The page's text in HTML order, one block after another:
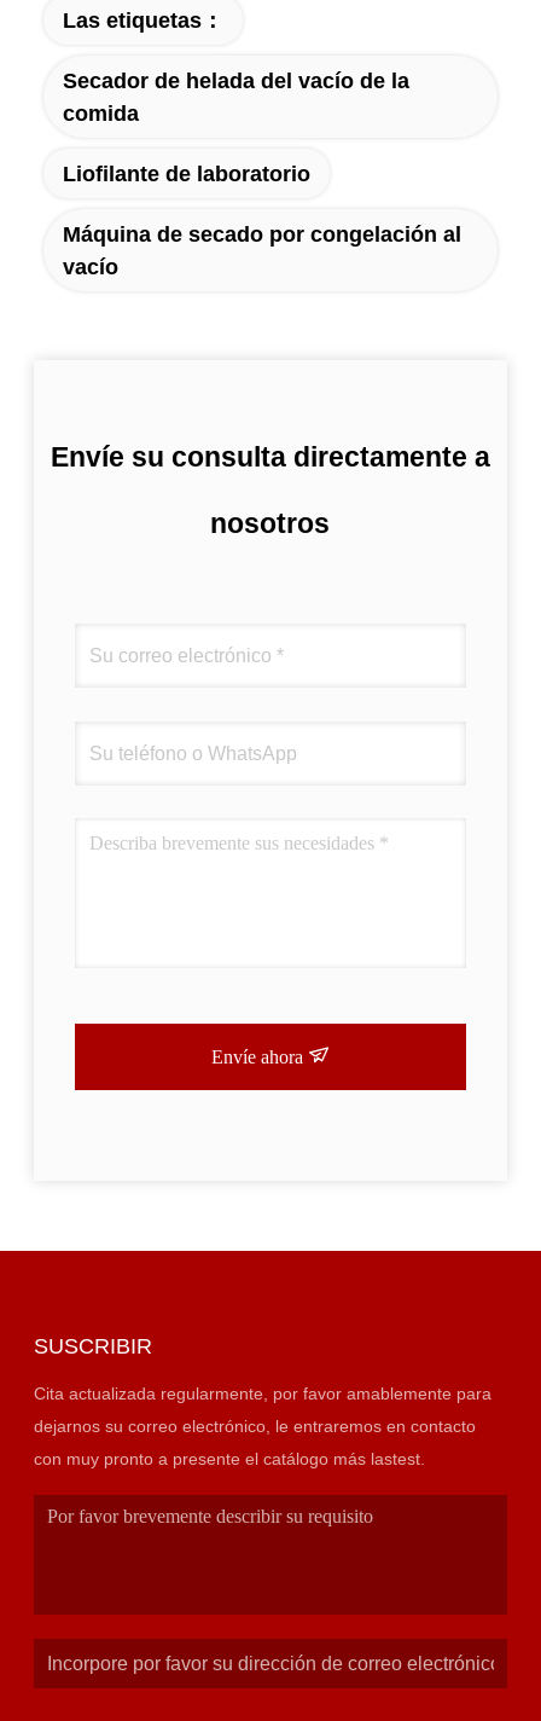
Las etiquetas：
Secador de helada del vacío de la
comida
Liofilante de laboratorio
Máquina de secado por congelación al
vacío
Envíe su consulta directamente a
nosotros
Envíe ahora
SUSCRIBIR
Cita actualizada regularmente, por favor amablemente para
dejarnos su correo electrónico, le entraremos en contacto
con muy pronto a presente el catálogo más lastest.